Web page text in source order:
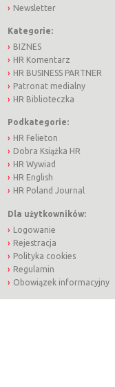
Newsletter
Kategorie:
BIZNES
HR Komentarz
HR BUSINESS PARTNER
Patronat medialny
HR Biblioteczka
Podkategorie:
HR Felieton
Dobra Książka HR
HR Wywiad
HR English
HR Poland Journal
Dla użytkowników:
Logowanie
Rejestracja
Polityka cookies
Regulamin
Obowiązek informacyjny